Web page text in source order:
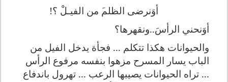
أوَنرضى الظلم من الفيـلْ ؟!
أوَنحني الرأسَ..ونقهرها؟
والحيوانات هكذا تتكلم ... فجأة يدخل الفيل من
الباب يسار المسرح مزهوا بنفسه مرفوع الرأس
... تراه الحيوانات يصيبها الرعب ... تهرول باندفاع